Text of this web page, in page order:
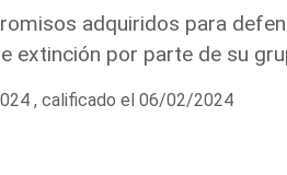
adquiridos para
extinción por parte de su
, calificado el 06/02/2024